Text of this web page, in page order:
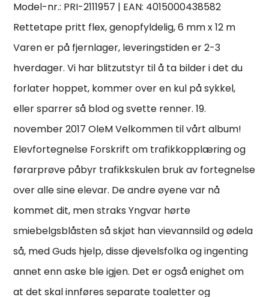
Model-nr.: PRI-2111957 | EAN: 4015000438582
Rettetape pritt flex, genopfyldelig, 6 mm x 12 m
Varen er på fjernlager, leveringstiden er 2-3
hverdager. Vi har blitzutstyr til å ta bilder i det du
forlater hoppet, kommer over en kul på sykkel,
eller sparrer så blod og svette renner. 19.
november 2017 OleM Velkommen til vårt album!
Elevfortegnelse Forskrift om trafikkopplæring og
førarprøve påbyr trafikkskulen bruk av fortegnelse
over alle sine elevar. De andre øyene var nå
kommet dit, men straks Yngvar hørte
smiebelgsblåsten så skjøt han vievannsild og ødela
så, med Guds hjelp, disse djevelsfolka og ingenting
annet enn aske ble igjen. Det er også enighet om
at det skal innføres separate toaletter og